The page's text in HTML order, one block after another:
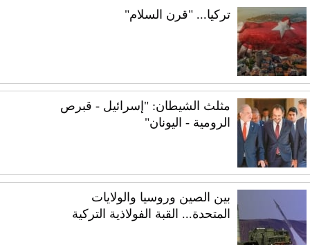
تركيا... "قرن السلام"
مثلث الشيطان: "إسرائيل - قبرص
الرومية - اليونان"
بين الصين وروسيا والولايات
المتحدة... القبة الفولاذية التركية